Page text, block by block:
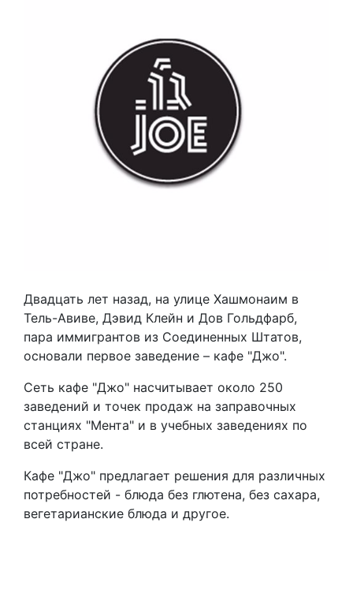
Двадцать лет назад, на улице Хашмонаим в
Тель-Авиве, Дэвид Клейн и Дов Гольдфарб,
пара иммигрантов из Соединенных Штатов,
основали первое заведение – кафе "Джо".
Сеть кафе "Джо" насчитывает около 250
заведений и точек продаж на заправочных
станциях "Мента" и в учебных заведениях по
всей стране.
Кафе "Джо" предлагает решения для различных
потребностей - блюда без глютена, без сахара,
вегетарианские блюда и другое.